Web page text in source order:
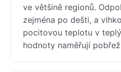
ve většině regionů.
zejména po dešti, a
pocitovou teplotu v
hodnoty naměřují